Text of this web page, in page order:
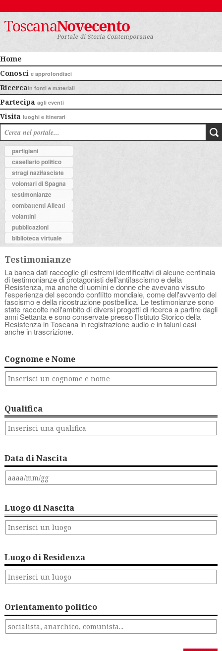
Home
Conosci e approfondisci
Ricercain fonti e materiali
Partecipa agli eventi
Visita luoghi e itinerari
partigiani
casellario politico
stragi nazifasciste
volontari di Spagna
testimonianze
combattenti Alleati
volantini
pubblicazioni
biblioteca virtuale
Testimonianze
La banca dati raccoglie gli estremi identificativi di alcune centinaia
di testimonianze di protagonisti dell'antifascismo e della
Resistenza, ma anche di uomini e donne che avevano vissuto
l'esperienza del secondo conflitto mondiale, come dell'avvento del
fascismo e della ricostruzione postbellica. Le testimonianze sono
state raccolte nell'ambito di diversi progetti di ricerca a partire dagli
anni Settanta e sono conservate presso l'Istituto Storico della
Resistenza in Toscana in registrazione audio e in taluni casi
anche in trascrizione.
Cognome e Nome
Qualifica
Data di Nascita
Luogo di Nascita
Luogo di Residenza
Orientamento politico